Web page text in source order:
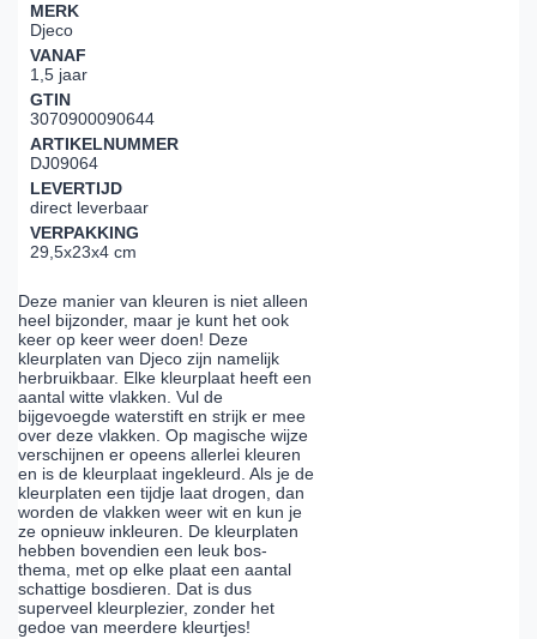
MERK
Djeco
VANAF
1,5 jaar
GTIN
3070900090644
ARTIKELNUMMER
DJ09064
LEVERTIJD
direct leverbaar
VERPAKKING
29,5x23x4 cm
Deze manier van kleuren is niet alleen
heel bijzonder, maar je kunt het ook
keer op keer weer doen! Deze
kleurplaten van Djeco zijn namelijk
herbruikbaar. Elke kleurplaat heeft een
aantal witte vlakken. Vul de
bijgevoegde waterstift en strijk er mee
over deze vlakken. Op magische wijze
verschijnen er opeens allerlei kleuren
en is de kleurplaat ingekleurd. Als je de
kleurplaten een tijdje laat drogen, dan
worden de vlakken weer wit en kun je
ze opnieuw inkleuren. De kleurplaten
hebben bovendien een leuk bos-
thema, met op elke plaat een aantal
schattige bosdieren. Dat is dus
superveel kleurplezier, zonder het
gedoe van meerdere kleurtjes!